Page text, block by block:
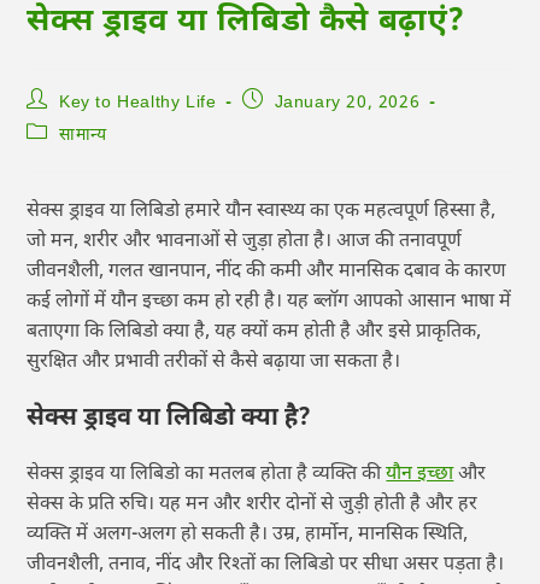
सेक्स ड्राइव या लिबिडो कैसे बढ़ाएं?
Key to Healthy Life
January 20, 2026
सामान्य
सेक्स ड्राइव या लिबिडो हमारे यौन स्वास्थ्य का एक महत्वपूर्ण हिस्सा है,
जो मन, शरीर और भावनाओं से जुड़ा होता है। आज की तनावपूर्ण
जीवनशैली, गलत खानपान, नींद की कमी और मानसिक दबाव के कारण
कई लोगों में यौन इच्छा कम हो रही है। यह ब्लॉग आपको आसान भाषा में
बताएगा कि लिबिडो क्या है, यह क्यों कम होती है और इसे प्राकृतिक,
सुरक्षित और प्रभावी तरीकों से कैसे बढ़ाया जा सकता है।
सेक्स ड्राइव या लिबिडो क्या है?
सेक्स ड्राइव या लिबिडो का मतलब होता है व्यक्ति कीयौन इच्छाऔर
सेक्स के प्रति रुचि। यह मन और शरीर दोनों से जुड़ी होती है और हर
व्यक्ति में अलग-अलग हो सकती है। उम्र, हार्मोन, मानसिक स्थिति,
जीवनशैली, तनाव, नींद और रिश्तों का लिबिडो पर सीधा असर पड़ता है।